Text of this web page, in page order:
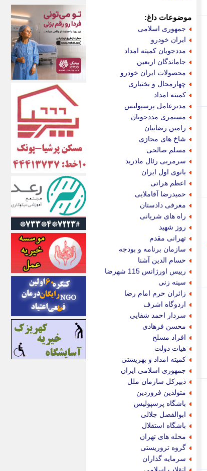
موضوعات داغ:
جمهوری اسلامی
ایران خودرو
مددجویان کمیته امداد
جاماندگان اربعین
محصولات ایران خودرو
چهارمحال و بختیاری
کمیته امداد
مدیرعامل پرسپولیس
مستمری مددجویان
رامین رضاییان
شاخ های مجازی
مسلم صالحی
سرمربی رئال مادرید
بانوی اول ایران
اعظم هراتی
حمیدرضا آقاملایی
معرفی دادستان
راه های شریانی
روز شهید
تهرانی مقدم
سازمان برنامه و بودجه
حسام الدین آشنا
رییس اورژانس 115 شهرضا
سینه زنی
زائران حرم امام رضا
اردوگاه اشرف
سردار احمد شفایی
محسن فرهادی
افراد مسلح
هیات دولت
کمیته امداد و بهزیستی
جمهوری اسلامی ایران
دبیرکل سازمان ملل
متولدین فروردین
باشگاه پرسپولیس
ابوالفضل جلالی
باشگاه استقلال
محله های تهران
گروه تروریستی
سرمایه گذاران
اکوفارس
اکونگار
اکونیوز
الف
انتشار آنلاین
اندیشه قرن
اندیشه معاصر
اندیشه ها
انرژی پرس
ای استخدام
ایتنا
ایراف
ایران آرت
ایران آنلاین
ایران زندگی
ایران فوری
ایرانی روز
ایرانیتال
ایرنا
ایسکانیوز
ایسنا
ایکنا
ایلنا
اینتیتر
ایونا نیوز
بازتاب آنلاین
باشگاه خبرنگاران
باغستان نیوز
بامبوک
ببین و بخون
بدینسان
بنکر